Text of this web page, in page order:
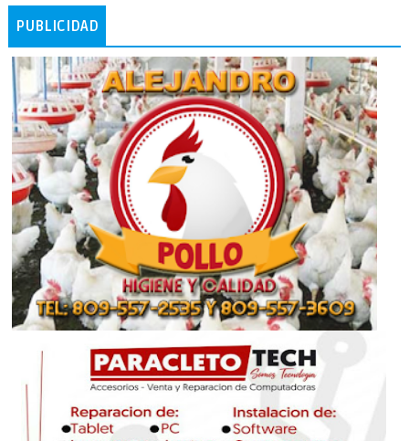
PUBLICIDAD